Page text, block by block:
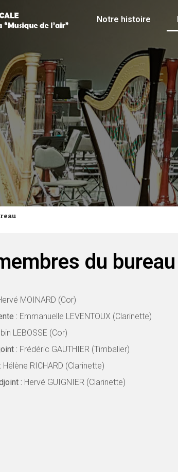
Notre histoire
du bureau
MOINARD (Cor)
: Emmanuelle LEVENTOUX (Clarinette)
LEBOSSE (Cor)
: Frédéric GAUTHIER (Timbalier)
Hélène RICHARD (Clarinette)
: Hervé GUIGNIER (Clarinette)